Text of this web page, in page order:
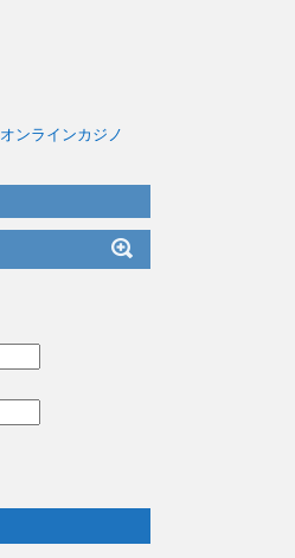
オンラインカジノ